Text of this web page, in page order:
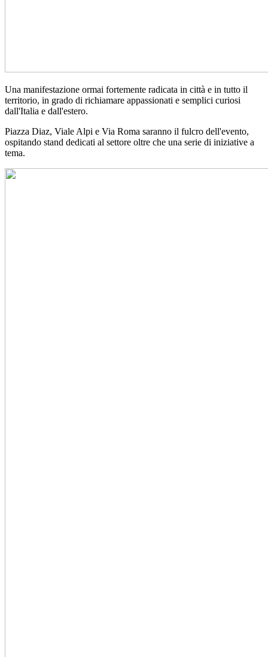
Una manifestazione ormai fortemente radicata in città e in tutto il
territorio, in grado di richiamare appassionati e semplici curiosi
dall'Italia e dall'estero.
Piazza Diaz, Viale Alpi e Via Roma saranno il fulcro dell'evento,
ospitando stand dedicati al settore oltre che una serie di iniziative a
tema.